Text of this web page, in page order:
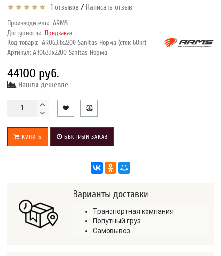
1 отзывов / Написать отзыв
Производитель: ARMS
Доступность: Предзаказ
Код товара: AR063.1х2200 Sanitas Норма (стек 60кг)
Артикул: AR063.1х2200 Sanitas Норма
44100 руб.
Нашли дешевле
КУПИТЬ БЫСТРЫЙ ЗАКАЗ
Варианты доставки
Транспортная компания
Попутный груз
Самовывоз